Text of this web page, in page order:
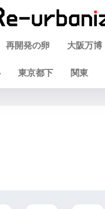
再開発の卵 大阪万博
東京都下 関東